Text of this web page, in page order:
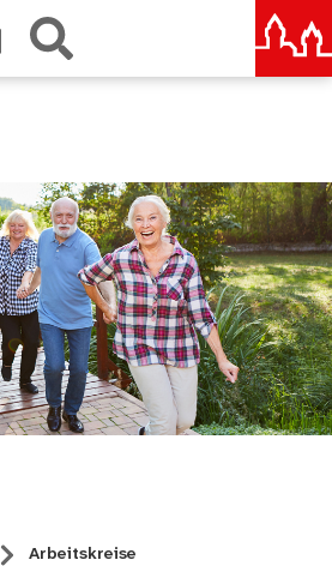
Arbeitskreise